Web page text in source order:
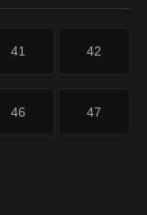
去求助於弗
了面，但談判
41 42
46 47